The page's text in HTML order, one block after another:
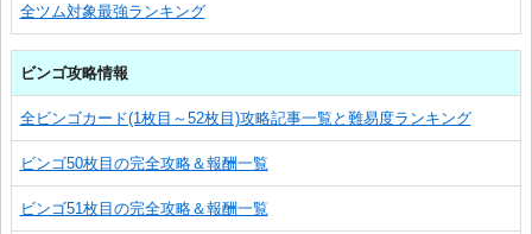
全ツム対象最強ランキング
ビンゴ攻略情報
全ビンゴカード(1枚目～52枚目)攻略記事一覧と難易度ランキング
ビンゴ50枚目の完全攻略＆報酬一覧
ビンゴ51枚目の完全攻略＆報酬一覧